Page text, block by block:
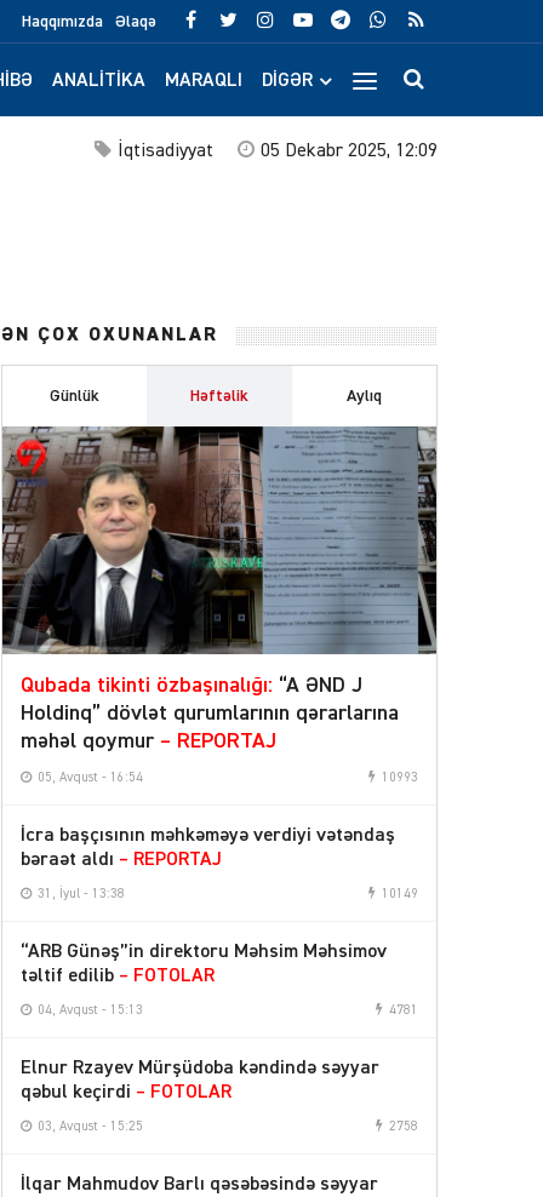
Haqqımızda Əlaqə
ANALITIKA MARAQLI DIGƏR
05 Dekabr 2025, 12:09
İqtisadiyyat
ƏN ÇOX OXUNANLAR
Günlük Həftəlik Aylıq
Qubada tikinti özbaşınalığı: “A ƏND J
Holdinq” dövlət qurumlarının qərarlarına
məhəl qoymur – REPORTAJ
05, Avqust - 16:54 10993
İcra başçısının məhkəməyə verdiyi vətəndaş
bəraət aldı – REPORTAJ
31, İyul - 13:38 10149
“ARB Günəş”in direktoru Məhsim Məhsimov
təltif edilib – FOTOLAR
04, Avqust - 15:13 4781
Elnur Rzayev Mürşüdoba kəndində səyyar
qəbul keçirdi – FOTOLAR
03, Avqust - 15:25 2758
İlqar Mahmudov Barlı qəsəbəsində səyyar